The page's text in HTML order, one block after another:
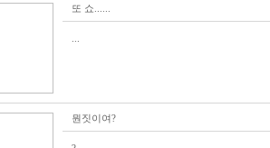
또 쇼......
뭔짓이여?